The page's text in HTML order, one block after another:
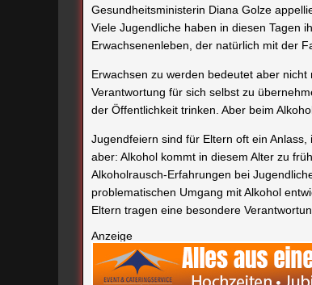
Gesundheitsministerin Diana Golze
Viele Jugendliche haben in diesen Tagen
Erwachsenenleben, der natürlich mit der
Erwachsen zu werden bedeutet aber
Verantwortung für sich selbst zu
der Öffentlichkeit trinken. Aber beim
Jugendfeiern sind für Eltern oft ein
aber: Alkohol kommt in diesem Alter zu
Alkoholrausch-Erfahrungen bei
problematischen Umgang mit Alkohol
Eltern tragen eine besondere
Anzeige
Anzeige